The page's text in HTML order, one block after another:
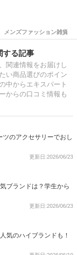
メンズファッション雑貨・
する記事
関連情報をお届けし
い商品選びのポイン
中からエキスパート
からの口コミ情報も
のアクセサリーでおし
更新日:2026/06/23
ブランドは？学生から
更新日:2026/06/23
気のハイブランドも！